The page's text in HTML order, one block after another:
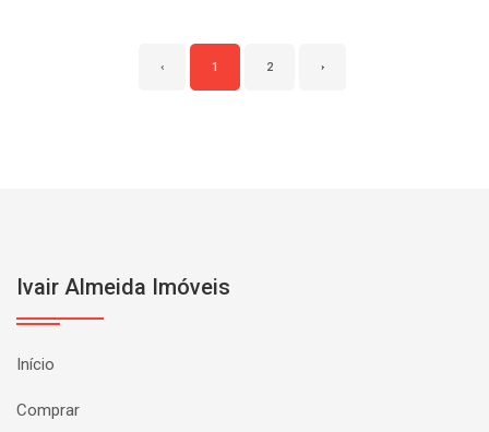
‹ 1 2 ›
Ivair Almeida Imóveis
Início
Comprar